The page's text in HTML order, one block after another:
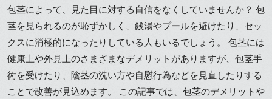
包茎によって、見た目に対する自信をなくしていませんか？ 包
茎を見られるのが恥ずかしく、銭湯やプールを避けたり、セッ
クスに消極的になったりしている人もいるでしょう。 包茎には
健康上や外見上のさまざまなデメリットがありますが、包茎手
術を受けたり、陰茎の洗い方や自慰行為などを見直したりする
ことで改善が見込めます。 この記事では、包茎のデメリットや